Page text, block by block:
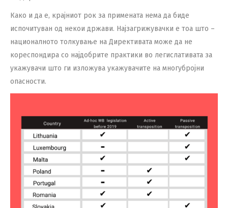
Како и да е, крајниот рок за примената нема да биде
испочитуван од некои држави. Најзагрижувачки е тоа што –
националното толкување на Директивата може да не
кореспондира со најдобрите практики во легислативата за
укажувачи што ги изложува укажувачите на многубројни
опасности.